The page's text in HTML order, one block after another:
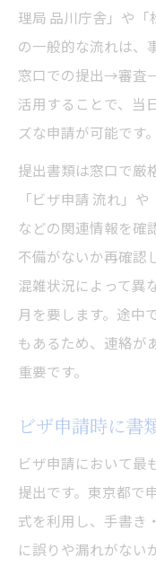
理局 品川庁舎」や
の一般的な流れは
窓口での提出→審査
活用することで、当
ズな申請が可能です。
提出書類は窓口で厳
「ビザ申請 流れ」
などの関連情報を確
不備がないか再確認
混雑状況によって異
月を要します。途中
もあるため、連絡が
重要です。
ビザ申請時に書
ビザ申請において最
提出です。東京都で
式を利用し、手書き
に誤りや漏れがない